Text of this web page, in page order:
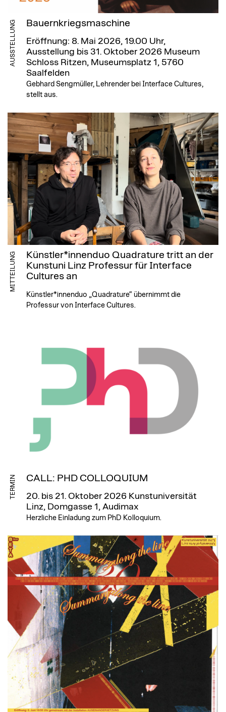
AUSSTELLUNG Bauernkriegsmaschine
Eröffnung: 8. Mai 2026, 19.00 Uhr,
Ausstellung bis 31. Oktober 2026 Museum
Schloss Ritzen, Museumsplatz 1, 5760
Saalfelden
Gebhard Sengmüller, Lehrender bei Interface Cultures,
stellt aus.
MITTEILUNG
Künstler*innenduo Quadrature tritt an der
Kunstuni Linz Professur für Interface
Cultures an
Künstler*innenduo „Quadrature“ übernimmt die
Professur von Interface Cultures.
TERMIN CALL: PHD COLLOQUIUM
20. bis 21. Oktober 2026 Kunstuniversität
Linz, Domgasse 1, Audimax
Herzliche Einladung zum PhD Kolloquium.